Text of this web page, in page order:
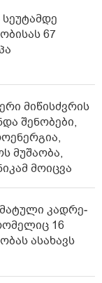
67
მიწისძვრის
შენობები,
მუშაობა,
მოიცვა
კად­რე­
16
ასახავს